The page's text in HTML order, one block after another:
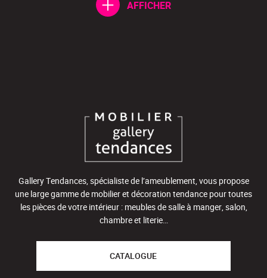
AFFICHER
Gallery Tendances, spécialiste de l’ameublement, vous propose
une large gamme de mobilier et décoration tendance pour toutes
les pièces de votre intérieur : meubles de salle à manger, salon,
chambre et literie…
CATALOGUE